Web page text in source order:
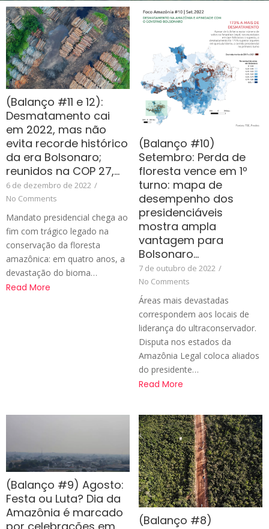
(Balanço #11 e 12):
Desmatamento cai
em 2022, mas não
evita recorde histórico
da era Bolsonaro;
reunidos na COP 27,…
6 de dezembro de 2022 /
No Comments
Mandato presidencial chega ao
fim com trágico legado na
conservação da floresta
amazônica: em quatro anos, a
devastação do bioma…
Read More
(Balanço #10)
Setembro: Perda de
floresta vence em 1º
turno: mapa de
desempenho dos
presidenciáveis
mostra ampla
vantagem para
Bolsonaro…
7 de outubro de 2022 /
No Comments
Áreas mais devastadas
correspondem aos locais de
liderança do ultraconservador.
Disputa nos estados da
Amazônia Legal coloca aliados
do presidente…
Read More
(Balanço #9) Agosto:
Festa ou Luta? Dia da
Amazônia é marcado
(Balanço #8)